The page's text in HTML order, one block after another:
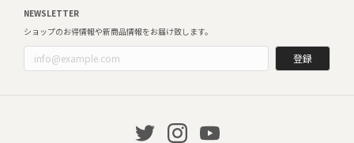
NEWSLETTER
ショップのお得情報や新商品情報をお届け致します。
登録